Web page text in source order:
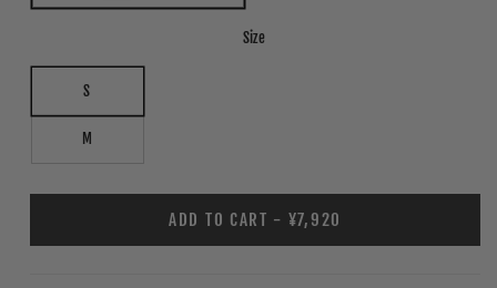
Size
S
M
ADD TO CART - ¥7,920